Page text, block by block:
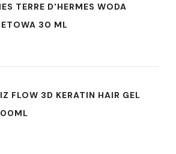
TERRE D'HERMES WODA
30 ML
FLOW 3D KERATIN HAIR GEL